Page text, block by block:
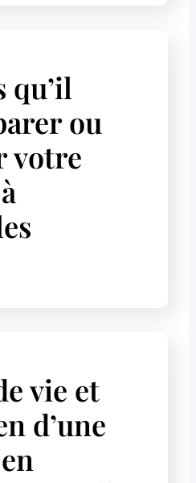
qu’il
ou
votre
vie et
d’une